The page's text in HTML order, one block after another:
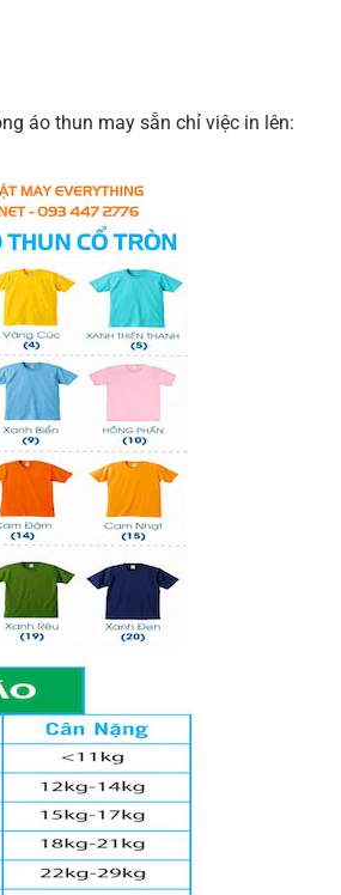
áo thun may sẵn chỉ việc in lên: